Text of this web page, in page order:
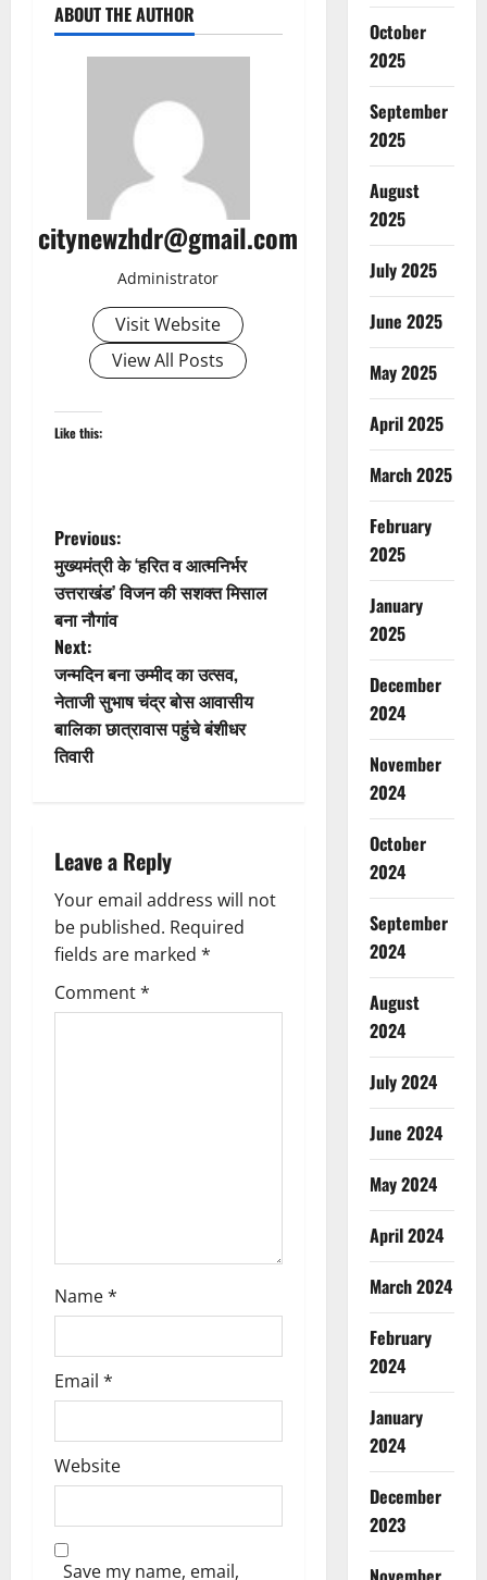
ABOUT THE AUTHOR
citynewzhdr@gmail.com
Administrator
Visit Website
View All Posts
Like this:
P
o
s
t
n
a
i
g
a
t
Previous:
मुख्यमंत्री के ‘हरित व आत्मनिर्भर
उत्तराखंड’ विजन की सशक्त मिसाल
बना नौगांव
Next:
जन्मदिन बना उम्मीद का उत्सव,
नेताजी सुभाष चंद्र बोस आवासीय
बालिका छात्रावास पहुंचे बंशीधर
तिवारी
Leave a Reply
Your email address will not
be published. Required
fields are marked *
Comment*
Name*
Email *
Website
Save my name, email,
October
2025
September
2025
August
2025
July 2025
June 2025
May 2025
April 2025
March 2025
February
2025
January
2025
December
2024
November
2024
October
2024
September
2024
August
2024
July 2024
June 2024
May 2024
April 2024
March 2024
February
2024
January
2024
December
2023